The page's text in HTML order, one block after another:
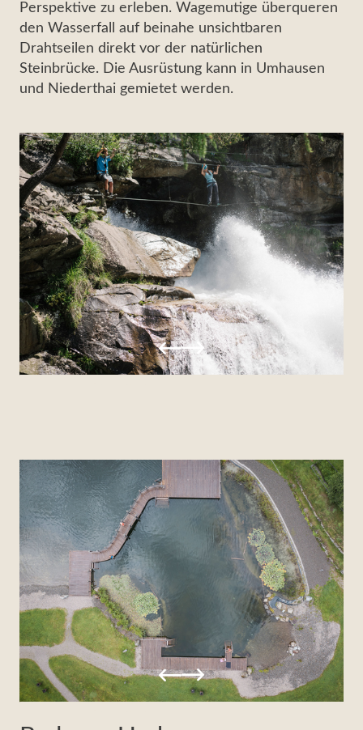
Perspektive zu erleben. Wagemutige überqueren
den Wasserfall auf beinahe unsichtbaren
Drahtseilen direkt vor der natürlichen
Steinbrücke. Die Ausrüstung kann in Umhausen
und Niederthai gemietet werden.